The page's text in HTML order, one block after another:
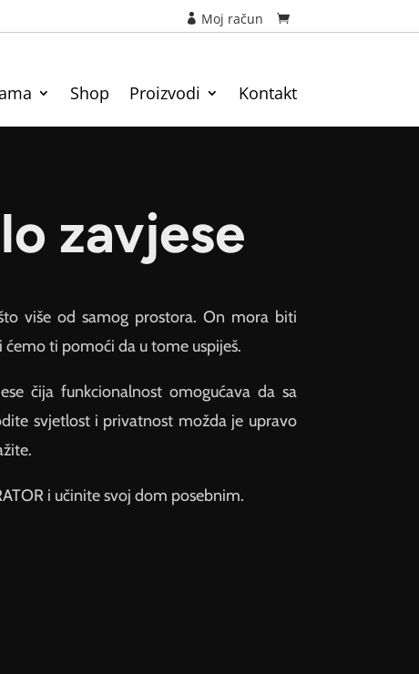
Moj račun
Shop Proizvodi Kontakt
zavjese
više od samog prostora. On mora biti
ti pomoći da u tome uspiješ.
čija funkcionalnost omogućava da sa
svjetlost i privatnost možda je upravo
i učinite svoj dom posebnim.